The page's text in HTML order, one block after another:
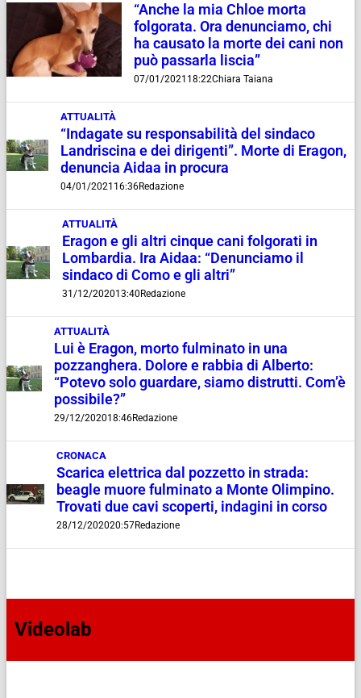
“Anche la mia Chloe morta
folgorata. Ora denunciamo, chi
ha causato la morte dei cani non
può passarla liscia”
07/01/2021 18:22Chiara Taiana
ATTUALITÀ
“Indagate su responsabilità del sindaco
Landriscina e dei dirigenti”. Morte di Eragon,
denuncia Aidaa in procura
04/01/2021 16:36Redazione
ATTUALITÀ
Eragon e gli altri cinque cani folgorati in
Lombardia. Ira Aidaa: “Denunciamo il
sindaco di Como e gli altri”
31/12/202013:40Redazione
ATTUALITÀ
Lui è Eragon, morto fulminato in una
pozzanghera. Dolore e rabbia di Alberto:
“Potevo solo guardare, siamo distrutti. Com’è
possibile?”
29/12/202018:46Redazione
CRONACA
Scarica elettrica dal pozzetto in strada:
beagle muore fulminato a Monte Olimpino.
Trovati due cavi scoperti, indagini in corso
28/12/202020:57Redazione
Videolab